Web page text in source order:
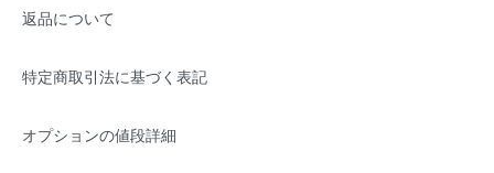
返品について
特定商取引法に基づく表記
オプションの値段詳細